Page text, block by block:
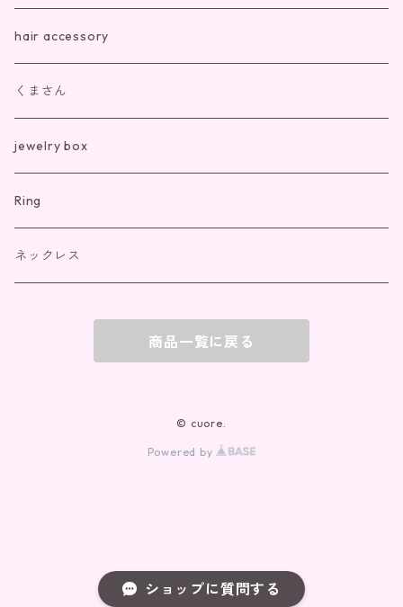
ショップに質問する
hair accessory
くまさん
jewelry box
Ring
ネックレス
商品一覧に戻る
© cuore.
Powered by